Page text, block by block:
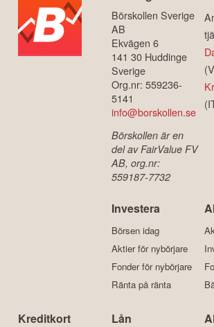
Börskollen Sverige
AB
Ekvägen 6
141 30 Huddinge
Sverige
Org.nr: 559236-
5141
info@borskollen.se
Börskollen är en
del av FairValue FV
AB, org.nr:
559187-7732
Investera
Börsen idag
Aktier för nybörjare
Fonder för nybörjare
Ränta på ränta
Kreditkort Lån